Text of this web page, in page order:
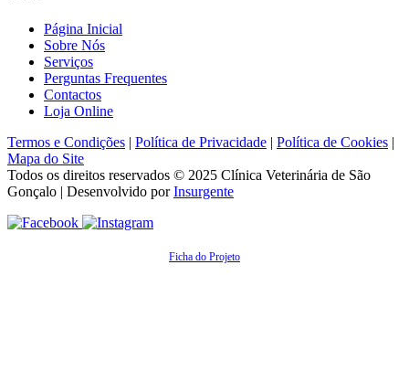
Página Inicial
Sobre Nós
Serviços
Perguntas Frequentes
Contactos
Loja Online
Termos e Condições | Política de Privacidade | Política de Cookies |
Mapa do Site
Todos os direitos reservados © 2025 Clínica Veterinária de São
Gonçalo | Desenvolvido porInsurgente
Ficha do Projeto